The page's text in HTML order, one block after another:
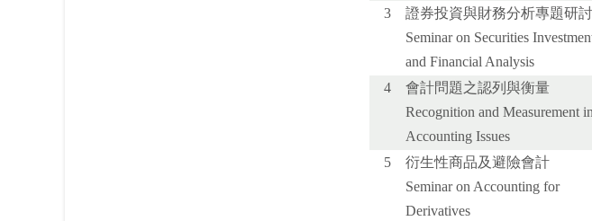
3
證券投資與財務分析專題研討
Seminar on Securities
and Financial Analysis
4
會計問題之認列與衡量
Recognition and Measurement in
Accounting Issues
5
衍生性商品及避險會計
Seminar on Accounting for
Derivatives